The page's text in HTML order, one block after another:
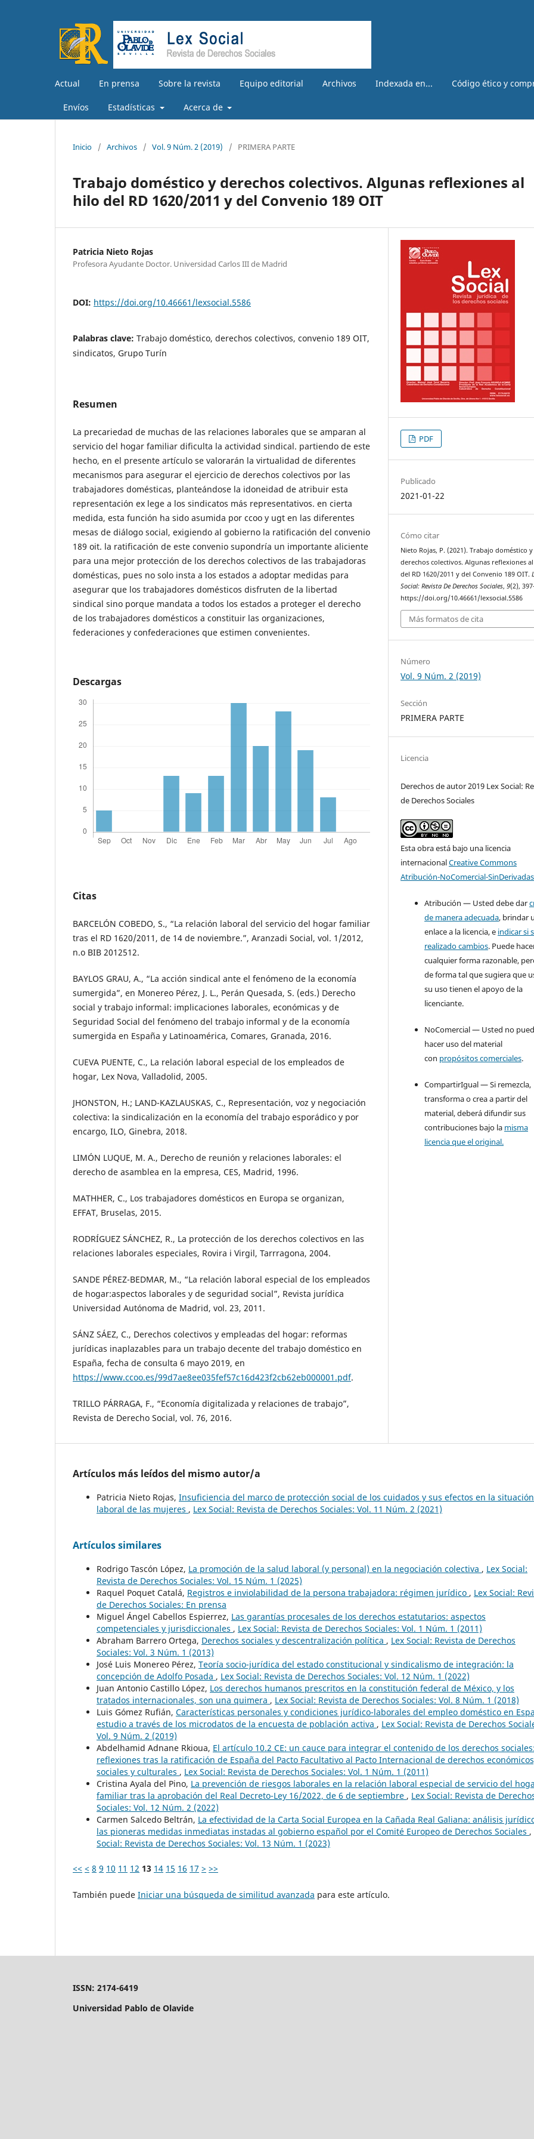
Actual En prensa Sobre la revista Equipo editorial Archivos Indexada en... Código ético y
Envíos Estadísticas Acerca de
Inicio / Archivos / Vol. 9 Núm. 2 (2019) / PRIMERA PARTE
Trabajo doméstico y derechos colectivos. Algunas reflexiones al
hilo del RD 1620/2011 y del Convenio 189 OIT
Patricia Nieto Rojas
Profesora Ayudante Doctor. Universidad Carlos III de Madrid
DOI: https://doi.org/10.46661/lexsocial.5586
Palabras clave: Trabajo doméstico, derechos colectivos, convenio 189 OIT,
sindicatos, Grupo Turín
Resumen
La precariedad de muchas de las relaciones laborales que se amparan al
servicio del hogar familiar dificulta la actividad sindical. partiendo de este
hecho, en el presente artículo se valorarán la virtualidad de diferentes
mecanismos para asegurar el ejercicio de derechos colectivos por las
trabajadores domésticas, planteándose la idoneidad de atribuir esta
representación ex lege a los sindicatos más representativos. en cierta
medida, esta función ha sido asumida por ccoo y ugt en las diferentes
mesas de diálogo social, exigiendo al gobierno la ratificación del convenio
189 oit. la ratificación de este convenio supondría un importante aliciente
para una mejor protección de los derechos colectivos de las trabajadoras
domésticas, pues no solo insta a los estados a adoptar medidas para
asegurar que los trabajadores domésticos disfruten de la libertad
sindical sino porque mandata a todos los estados a proteger el derecho
de los trabajadores domésticos a constituir las organizaciones,
federaciones y confederaciones que estimen convenientes.
Descargas
Citas
BARCELÓN COBEDO, S., “La relación laboral del servicio del hogar familiar
tras el RD 1620/2011, de 14 de noviembre.”, Aranzadi Social, vol. 1/2012,
n.o BIB 2012512.
BAYLOS GRAU, A., “La acción sindical ante el fenómeno de la economía
sumergida”, en Monereo Pérez, J. L., Perán Quesada, S. (eds.) Derecho
social y trabajo informal: implicaciones laborales, económicas y de
Seguridad Social del fenómeno del trabajo informal y de la economía
sumergida en España y Latinoamérica, Comares, Granada, 2016.
CUEVA PUENTE, C., La relación laboral especial de los empleados de
hogar, Lex Nova, Valladolid, 2005.
JHONSTON, H.; LAND-KAZLAUSKAS, C., Representación, voz y negociación
colectiva: la sindicalización en la economía del trabajo esporádico y por
encargo, ILO, Ginebra, 2018.
LIMÓN LUQUE, M. A., Derecho de reunión y relaciones laborales: el
derecho de asamblea en la empresa, CES, Madrid, 1996.
MATHHER, C., Los trabajadores domésticos en Europa se organizan,
EFFAT, Bruselas, 2015.
RODRÍGUEZ SÁNCHEZ, R., La protección de los derechos colectivos en las
relaciones laborales especiales, Rovira i Virgil, Tarrragona, 2004.
SANDE PÉREZ-BEDMAR, M., “La relación laboral especial de los empleados
de hogar:aspectos laborales y de seguridad social”, Revista jurídica
Universidad Autónoma de Madrid, vol. 23, 2011.
SÁNZ SÁEZ, C., Derechos colectivos y empleadas del hogar: reformas
jurídicas inaplazables para un trabajo decente del trabajo doméstico en
España, fecha de consulta 6 mayo 2019, en
https://www.ccoo.es/99d7ae8ee035fef57c16d423f2cb62eb000001.pdf.
TRILLO PÁRRAGA, F., “Economía digitalizada y relaciones de trabajo”,
Revista de Derecho Social, vol. 76, 2016.
PDF
Publicado
2021-01-22
Cómo citar
Nieto Rojas, P. (2021). Trabajo doméstico y
derechos colectivos. Algunas reflexiones
del RD 1620/2011 y del Convenio 189 OIT.
Social: Revista De Derechos Sociales,9(2),
https://doi.org/10.46661/lexsocial.5586
Más formatos de cita
Número
Vol. 9 Núm. 2 (2019)
Sección
PRIMERA PARTE
Licencia
Derechos de autor 2019 Lex Social:
de Derechos Sociales
Esta obra está bajo una licencia
internacionalCreative Commons
Atribución-NoComercial-
Atribución — Usted debe dar
de manera adecuada, brindar
enlace a la licencia, e indicar si
realizado cambios. Puede
cualquier forma razonable,
de forma tal que sugiera que
su uso tienen el apoyo de la
licenciante.
NoComercial — Usted no
hacer uso del material
con propósitos comerciales.
CompartirIgual — Si remezcla,
transforma o crea a partir del
material, deberá difundir sus
contribuciones bajo la misma
licencia que el original.
Artículos más leídos del mismo autor/a
Patricia Nieto Rojas, Insuficiencia del marco de protección social de los cuidados y sus efectos en la situación
laboral de las mujeres , Lex Social: Revista de Derechos Sociales: Vol. 11 Núm. 2 (2021)
Artículos similares
Rodrigo Tascón López, La promoción de la salud laboral (y personal) en la negociación colectiva , Lex Social:
Revista de Derechos Sociales: Vol. 15 Núm. 1 (2025)
Raquel Poquet Catalá, Registros e inviolabilidad de la persona trabajadora: régimen jurídico , Lex Social:
de Derechos Sociales: En prensa
Miguel Ángel Cabellos Espierrez, Las garantías procesales de los derechos estatutarios: aspectos
competenciales y jurisdiccionales , Lex Social: Revista de Derechos Sociales: Vol. 1 Núm. 1 (2011)
Abraham Barrero Ortega, Derechos sociales y descentralización política , Lex Social: Revista de Derechos
Sociales: Vol. 3 Núm. 1 (2013)
José Luis Monereo Pérez, Teoría socio-jurídica del estado constitucional y sindicalismo de integración: la
concepción de Adolfo Posada , Lex Social: Revista de Derechos Sociales: Vol. 12 Núm. 1 (2022)
Juan Antonio Castillo López, Los derechos humanos prescritos en la constitución federal de México, y los
tratados internacionales, son una quimera , Lex Social: Revista de Derechos Sociales: Vol. 8 Núm. 1 (2018)
Luis Gómez Rufián, Características personales y condiciones jurídico-laborales del empleo doméstico en
estudio a través de los microdatos de la encuesta de población activa , Lex Social: Revista de Derechos
Vol. 9 Núm. 2 (2019)
Abdelhamid Adnane Rkioua, El artículo 10.2 CE: un cauce para integrar el contenido de los derechos
reflexiones tras la ratificación de España del Pacto Facultativo al Pacto Internacional de derechos
sociales y culturales , Lex Social: Revista de Derechos Sociales: Vol. 1 Núm. 1 (2011)
Cristina Ayala del Pino, La prevención de riesgos laborales en la relación laboral especial de servicio del
familiar tras la aprobación del Real Decreto-Ley 16/2022, de 6 de septiembre , Lex Social: Revista de
Sociales: Vol. 12 Núm. 2 (2022)
Carmen Salcedo Beltrán, La efectividad de la Carta Social Europea en la Cañada Real Galiana: análisis
las pioneras medidas inmediatas instadas al gobierno español por el Comité Europeo de Derechos Sociales ,
Social: Revista de Derechos Sociales: Vol. 13 Núm. 1 (2023)
<< < 8 9 10 11 12 13 14 15 16 17 > >>
También puede Iniciar una búsqueda de similitud avanzada para este artículo.
ISSN: 2174-6419
Universidad Pablo de Olavide